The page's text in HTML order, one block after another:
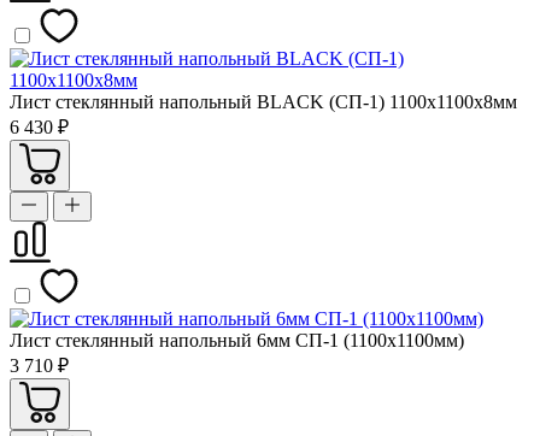
Лист стеклянный напольный BLACK (СП-1) 1100х1100х8мм
6 430 ₽
Лист стеклянный напольный 6мм СП-1 (1100х1100мм)
3 710 ₽